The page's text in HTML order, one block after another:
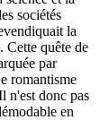
sociétés
la
Cette quête de
par
romantisme
n'est donc pas
en